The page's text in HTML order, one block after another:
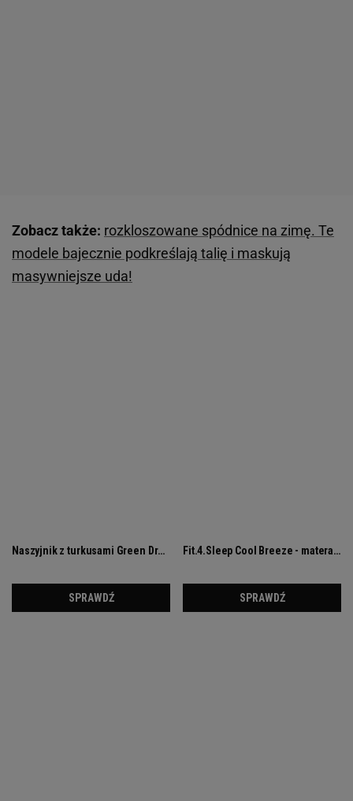
Zobacz także: rozkloszowane spódnice na zimę. Te
modele bajecznie podkreślają talię i maskują
masywniejsze uda!